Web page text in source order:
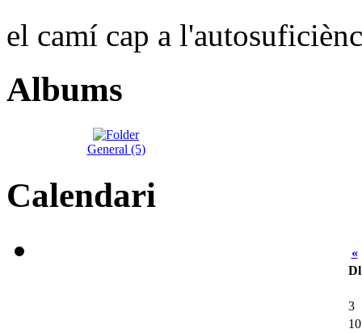
el camí cap a
Albums
General (5)
Calendari
«
Dl
3
10